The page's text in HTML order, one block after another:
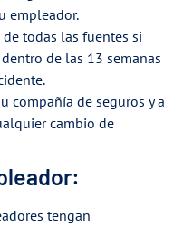
empleador.
todas las fuentes si
de las 13 semanas
compañía de seguros y a
cambio de
tengan